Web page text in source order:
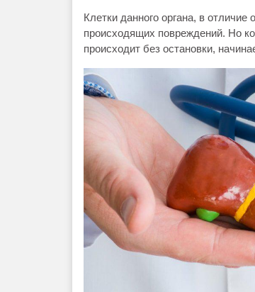
Клетки данного органа, в
происходящих повреждений. Но
происходит без остановки,